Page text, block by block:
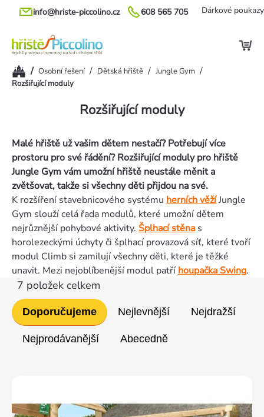
Přejít
608 565 705
info@hriste-piccolino.cz Dárkové poukazy
Domů/ Osobní řešení / Dětská hřiště / Jungle Gym /
Rozšiřující moduly
Rozšiřující moduly
Malé hřiště už vašim dětem nestačí? Potřebují více
prostoru pro své řádění? Rozšiřující moduly pro hřiště
Jungle Gym vám umožní hřiště neustále měnit a
zvětšovat, takže si všechny děti přijdou na své.
K rozšíření stavebnicového systému herních věžíJungle
Gym slouží celá řada modulů, které umožní dětem
nejrůznější pohybové aktivity. Šplhací stěna s
horolezeckými úchyty či šplhací provazová síť, které tvoří
modul Climb si zamilují všechny děti, které je těžké
unavit. Mezi nejoblíbenější modul patříhoupačka Swing.
Řazení
produktů
Doporučujeme Nejlevnější Nejdražší
Nejprodávanější Abecedně
7 položek celkem
produktů